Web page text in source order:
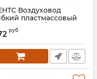
Воздуховод
пластмассовый
Н200/7,6
руб